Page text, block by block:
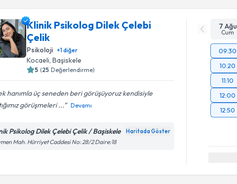
Klinik Psikolog Dilek Çelebi
Çelik
Psikoloji +1diğer
Kocaeli, Başiskele
5 (25 Değerlendirme)
hanımla üç seneden beri görüşüyoruz kendisiyle
görüşmeleri ...
Devamı
Psikolog Dilek Çelebi Çelik / Başiskele Haritada Göster
Mah. Hürriyet Caddesi No: 28/2 Daire:18
7 Ağu
Cum
09:30
10:20
11:10
12:00
12:50